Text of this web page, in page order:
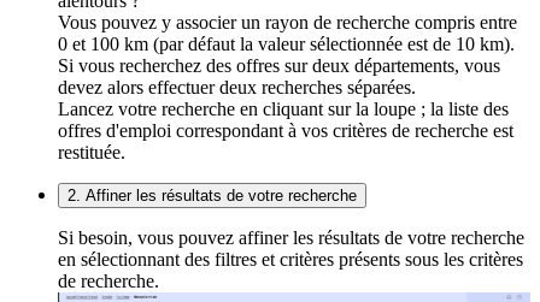
Vous pouvez y associer un rayon de recherche compris entre
0 et 100 km (par défaut la valeur sélectionnée est de 10 km).
Si vous recherchez des offres sur deux départements, vous
devez alors effectuer deux recherches séparées.
Lancez votre recherche en cliquant sur la loupe ; la liste des
offres d'emploi correspondant à vos critères de recherche est
restituée.
2. Affiner les résultats de votre recherche
Si besoin, vous pouvez affiner les résultats de votre recherche
en sélectionnant des filtres et critères présents sous les critères
de recherche.